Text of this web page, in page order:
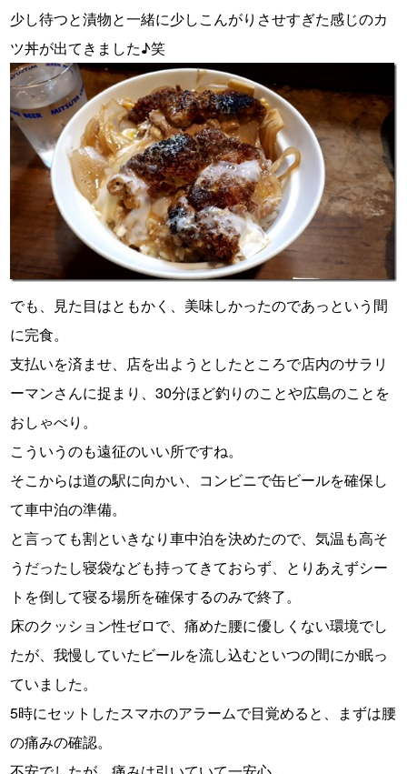
少し待つと漬物と一緒に少しこんがりさせすぎた感じのカ
ツ丼が出てきました♪笑
でも、見た目はともかく、美味しかったのであっという間
に完食。
支払いを済ませ、店を出ようとしたところで店内のサラリ
ーマンさんに捉まり、30分ほど釣りのことや広島のことを
おしゃべり。
こういうのも遠征のいい所ですね。
そこからは道の駅に向かい、コンビニで缶ビールを確保し
て車中泊の準備。
と言っても割といきなり車中泊を決めたので、気温も高そ
うだったし寝袋なども持ってきておらず、とりあえずシー
トを倒して寝る場所を確保するのみで終了。
床のクッション性ゼロで、痛めた腰に優しくない環境でし
たが、我慢していたビールを流し込むといつの間にか眠っ
ていました。
5時にセットしたスマホのアラームで目覚めると、まずは腰
の痛みの確認。